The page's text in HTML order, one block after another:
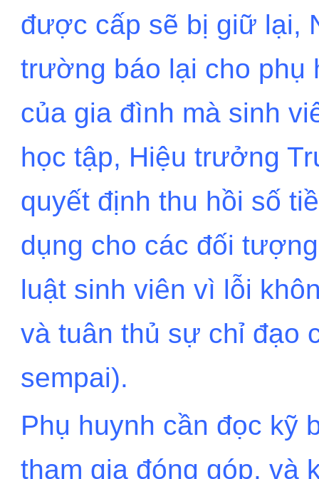
được cấp sẽ bị giữ lại,
trường báo lại cho phụ
của gia đình mà sinh
học tập, Hiệu trưởng
quyết định thu hồi số
dụng cho các đối
luật sinh viên vì lỗi
và tuân thủ sự chỉ đạo
sempai).
Phụ huynh cần đọc kỹ
tham gia đóng góp, và